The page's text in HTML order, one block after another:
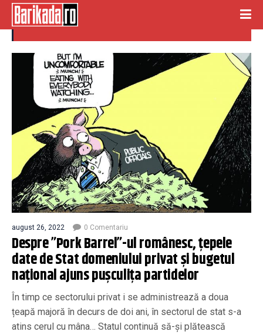
buget national
august 26, 2022 0 Comentariu
Despre ”Pork Barrel”-ul românesc, țepele
date de Stat domeniului privat și bugetul
național ajuns pușculița partidelor
În timp ce sectorului privat i se administrează a doua
țeapă majoră în decurs de doi ani, în sectorul de stat s-a
atins cerul cu mâna… Statul continuă să-și plătească